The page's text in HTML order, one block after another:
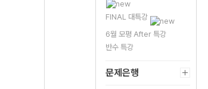
FINAL 대특강
6월 모평 After 특강
반수 특강
문제은행